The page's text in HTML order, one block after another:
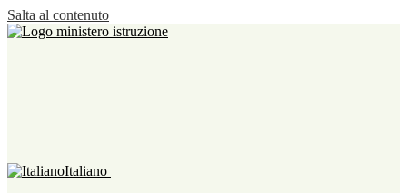
Salta al contenuto
Italiano